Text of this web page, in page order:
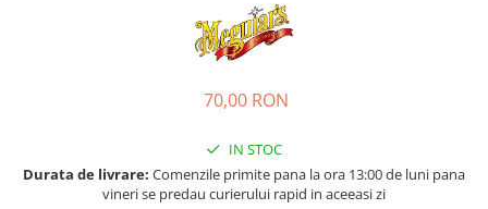
70,00 RON
IN STOC
Durata de livrare: Comenzile primite pana la ora 13:00 de luni pana
vineri se predau curierului rapid in aceeasi zi